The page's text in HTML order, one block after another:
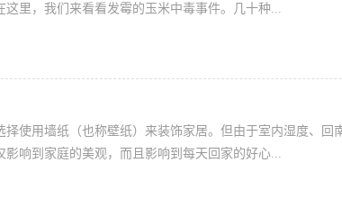
里，我们来看看发霉的玉米中毒事件。几十种...
使用墙纸（也称壁纸）来装饰家居。但由于室内湿度、回
响到家庭的美观，而且影响到每天回家的好心...